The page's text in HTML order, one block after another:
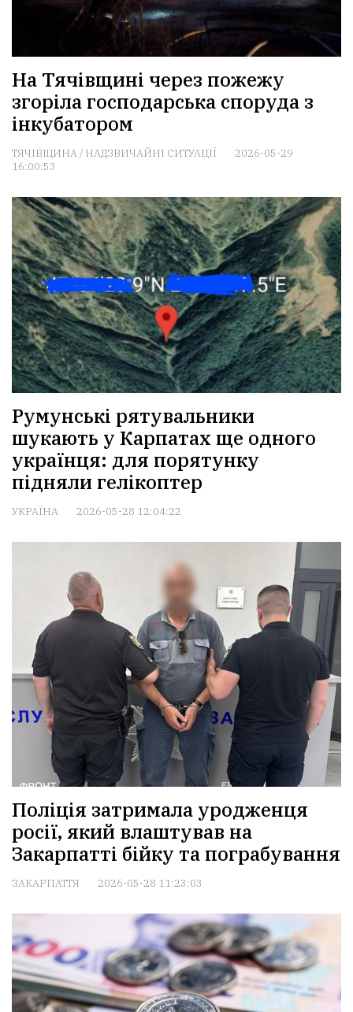
На Тячівщині через пожежу
згоріла господарська споруда з
інкубатором
ТЯЧІВЩИНА/ НАДЗВИЧАЙНІ СИТУАЦІЇ
2026-05-29
16:00:53
Румунські рятувальники
шукають у Карпатах ще одного
українця: для порятунку
підняли гелікоптер
УКРАЇНА 2026-05-28 12:04:22
Поліція затримала уродженця
росії, який влаштував на
Закарпатті бійку та пограбування
ЗАКАРПАТТЯ 2026-05-28 11:23:03